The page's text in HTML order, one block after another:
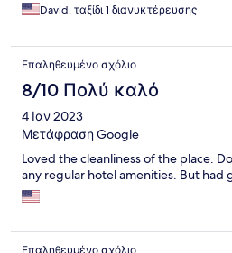
David, ταξίδι 1 διανυκτέρευσης
Επαληθευμένο σχόλιο
8/10 Πολύ καλό
4 Ιαν 2023
Μετάφραση Google
Loved the cleanliness of the place.
any regular hotel amenities. But had